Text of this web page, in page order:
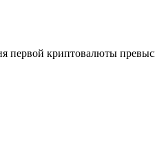
первой криптовалюты